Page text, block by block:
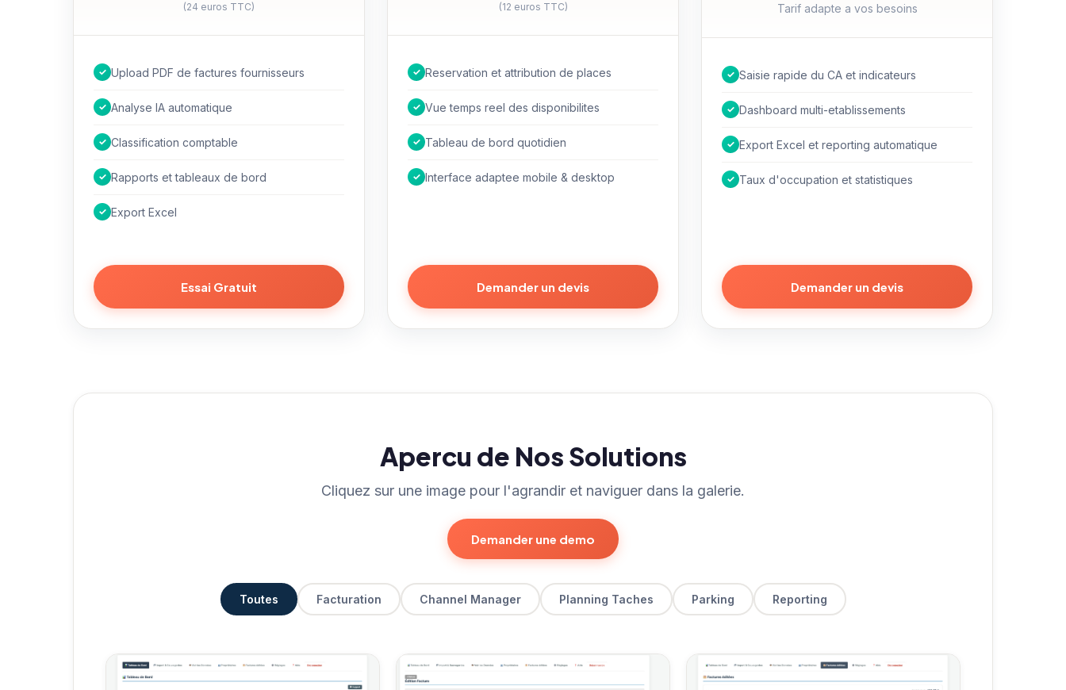
(24 euros TTC)
✓ Upload PDF de factures fournisseurs
✓ Analyse IA automatique
✓ Classification comptable
✓ Rapports et tableaux de bord
✓ Export Excel
Essai Gratuit
(12 euros TTC)
✓ Reservation et attribution de places
✓ Vue temps reel des disponibilites
✓ Tableau de bord quotidien
✓ Interface adaptee mobile & desktop
Demander un devis
Tarif adapte a vos besoins
✓ Saisie rapide du CA et indicateurs
✓ Dashboard multi-etablissements
✓ Export Excel et reporting automatique
✓ Taux d'occupation et statistiques
Demander un devis
Apercu de Nos Solutions
Cliquez sur une image pour l'agrandir et naviguer dans la galerie.
Demander une demo
Toutes Facturation Channel Manager Planning Taches Parking Reporting